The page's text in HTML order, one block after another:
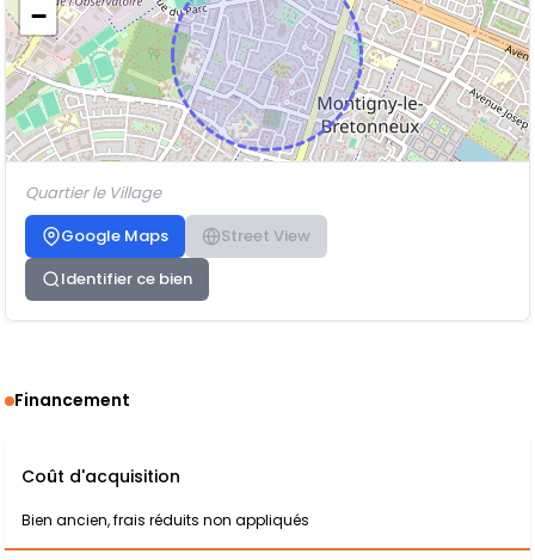
−
Quartier le Village
Google Maps
Street View
Identifier ce bien
Financement
Coût d'acquisition
Bien ancien, frais réduits non appliqués